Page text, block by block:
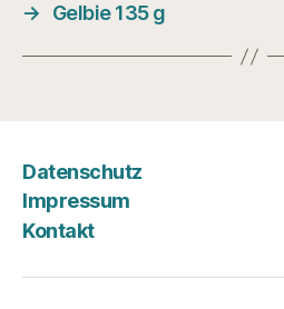
→
Gelbie 135 g
Datenschutz
Impressum
Kontakt